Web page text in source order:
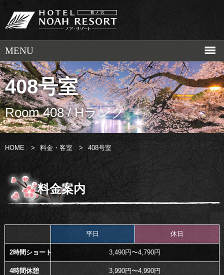
408号室
Room 408 / Hランク
HOME > 料金・客室 > 408号室
料金案内
平日 休日
2時間ショート 3,490円〜4,790円
4時間休憩 3,990円〜4,990円